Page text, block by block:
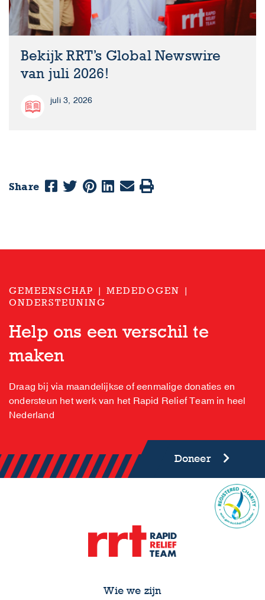
Bekijk RRT’s Global Newswire
van juli 2026!
juli 3, 2026
Share
GEMEENSCHAP | MEDEDOGEN |
ONDERSTEUNING
Help ons een verschil te
maken
Draag bij via maandelijkse of eenmalige donaties en
ondersteun het werk van het Rapid Relief Team in heel
Nederland
Doneer
Wie we zijn